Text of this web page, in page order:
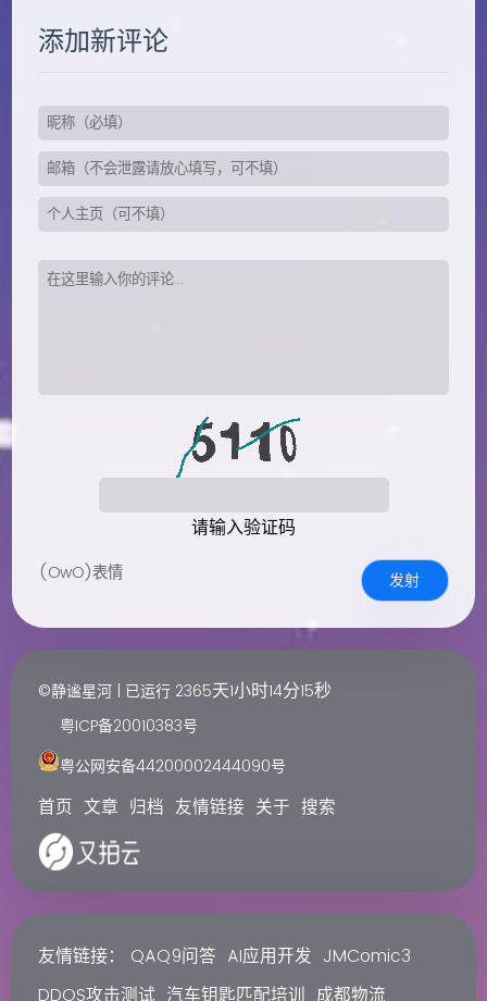
添加新评论
请输入验证码
(OwO)表情 发射
©静谧星河 | 已运行 2365天1小时14分16秒
粤ICP备20010383号
粤公网安备44200002444090号
首页 文章 归档 友情链接 关于 搜索
友情链接： QAQ9问答 AI应用开发 JMComic3
DDOS攻击测试 汽车钥匙匹配培训 成都物流